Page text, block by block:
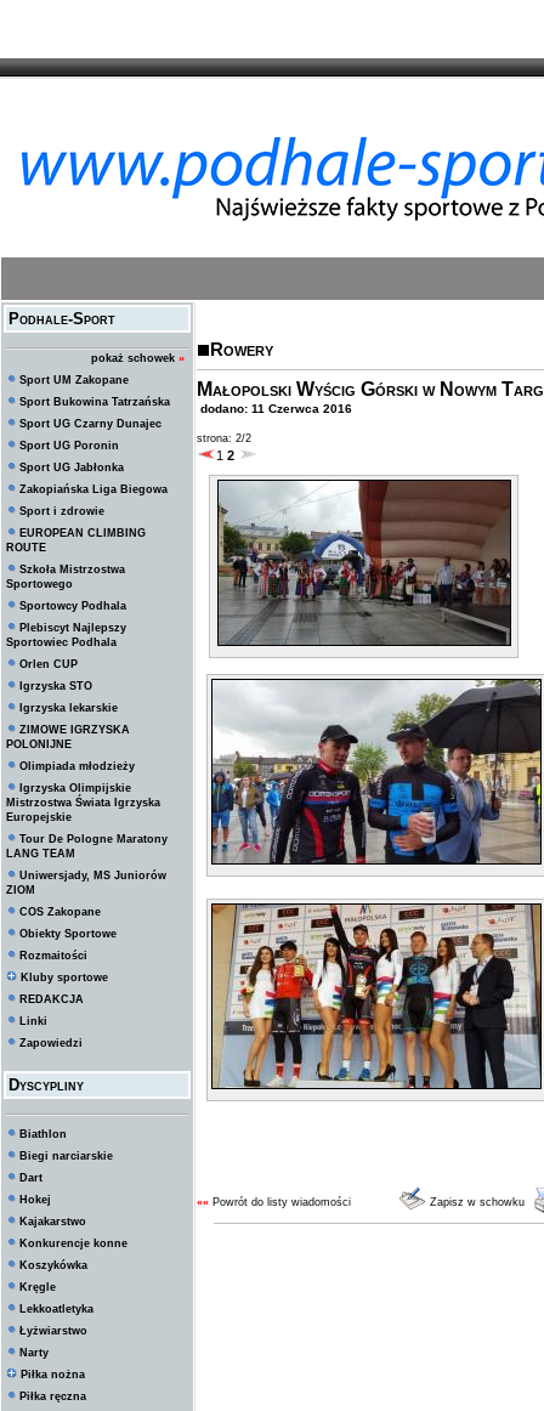
Podhale-Sport
pokaż schowek »
Sport UM Zakopane
Sport Bukowina Tatrzańska
Sport UG Czarny Dunajec
Sport UG Poronin
Sport UG Jabłonka
Zakopiańska Liga Biegowa
Sport i zdrowie
EUROPEAN CLIMBING
ROUTE
Szkoła Mistrzostwa
Sportowego
Sportowcy Podhala
Plebiscyt Najlepszy
Sportowiec Podhala
Orlen CUP
Igrzyska STO
Igrzyska lekarskie
ZIMOWE IGRZYSKA
POLONIJNE
Olimpiada młodzieży
Igrzyska Olimpijskie
Mistrzostwa Świata Igrzyska
Europejskie
Tour De Pologne Maratony
LANG TEAM
Uniwersjady, MS Juniorów
ZIOM
COS Zakopane
Obiekty Sportowe
Rozmaitości
Kluby sportowe
REDAKCJA
Linki
Zapowiedzi
Dyscypliny
Biathlon
Biegi narciarskie
Dart
Hokej
Kajakarstwo
Konkurencje konne
Koszykówka
Kręgle
Lekkoatletyka
Łyżwiarstwo
Narty
Piłka nożna
Piłka ręczna
Rowery
Małopolski Wyścig Górski w Nowym
dodano: 11 Czerwca 2016
strona: 2/2
1 2
«« Powrót do listy wiadomości Zapisz w schowku